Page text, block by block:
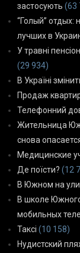
застосують (63
“Голый” отдых:
лучших в
У травні
(29 934)
В Україні
Продаж
Телефонний
Жительница
снова
Медицинские
Де поїсти? (12
В Южном на
В школе
мобильных
Таксі (10 158)
Нудистский